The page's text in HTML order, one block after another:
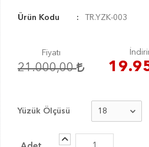
Ürün Kodu TR.YZK-003
Fiyatı
21.000,00
Yüzük Ölçüsü